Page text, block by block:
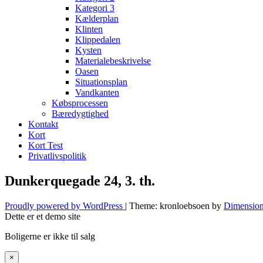
Kategori 3
Kælderplan
Klinten
Klippedalen
Kysten
Materialebeskrivelse
Oasen
Situationsplan
Vandkanten
Købsprocessen
Bæredygtighed
Kontakt
Kort
Kort Test
Privatlivspolitik
Dunkerquegade 24, 3. th.
Proudly powered by WordPress | Theme: kronloebsoen by
Dette er et demo site
Boligerne er ikke til salg
×